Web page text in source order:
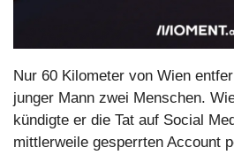
Nur 60 Kilometer von Wien
junger Mann zwei Menschen.
kündigte er die Tat auf Social
mittlerweile gesperrten Account